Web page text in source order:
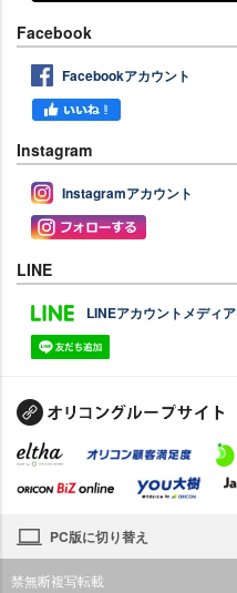
Facebook
Facebookアカウント
Instagram
Instagramアカウント
LINE
LINEアカウントメディア
PC版に切り替え
禁無断複写転載